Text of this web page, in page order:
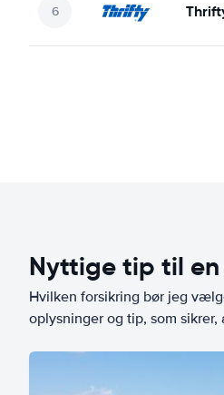
Nyttige tip til
Hvilken forsikring bør jeg
oplysninger og tip, som